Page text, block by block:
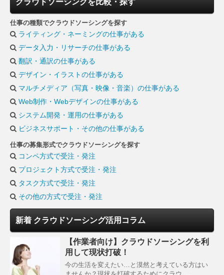
クラウドソーシングを比較・探す
仕事の種類でクラウドソーシングを探す
ライティング・ネーミングの仕事がある
データ入力・リサーチの仕事がある
翻訳・通訳の仕事がある
デザイン・イラストの仕事がある
マルチメディア（写真・映像・音楽）の仕事がある
Web制作・Webデザインの仕事がある
システム開発・運用の仕事がある
ビジネスサポート・その他の仕事がある
仕事の募集形式でクラウドソーシングを探す
コンペ方式で受注・発注
プロジェクト方式で受注・発注
タスク方式で受注・発注
その他の方式で受注・発注
新着 クラウドソーシング活用コラム
【作業者向け】クラウドソーシングを利
用して現状打破！
今の生活を変えたい…と漠然と考えている方はい